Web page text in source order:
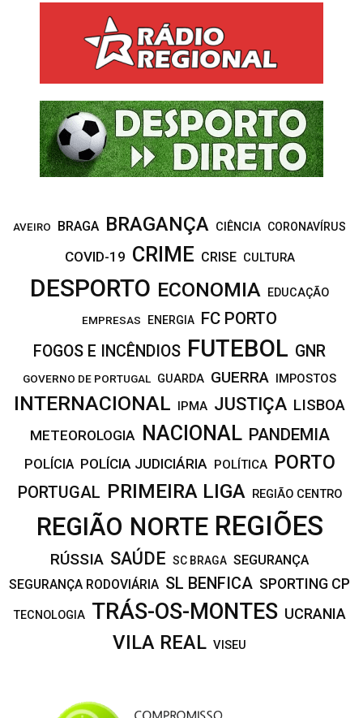
AVEIRO BRAGA BRAGANÇA CIÊNCIA CORONAVÍRUS
COVID-19 CRIME CRISE CULTURA
DESPORTO ECONOMIA EDUCAÇÃO
EMPRESAS ENERGIA FC PORTO
FOGOS E INCÊNDIOS FUTEBOL GNR
GOVERNO DE PORTUGAL GUARDA GUERRA IMPOSTOS
INTERNACIONAL IPMA JUSTIÇA LISBOA
METEOROLOGIA NACIONAL PANDEMIA
POLÍCIA POLÍCIA JUDICIÁRIA POLÍTICA PORTO
PORTUGAL PRIMEIRA LIGA REGIÃO CENTRO
REGIÃO NORTE REGIÕES
RÚSSIA SAÚDE SC BRAGA SEGURANÇA
SEGURANÇA RODOVIÁRIA SL BENFICA SPORTING CP
TECNOLOGIA TRÁS-OS-MONTES UCRANIA
VILA REAL VISEU